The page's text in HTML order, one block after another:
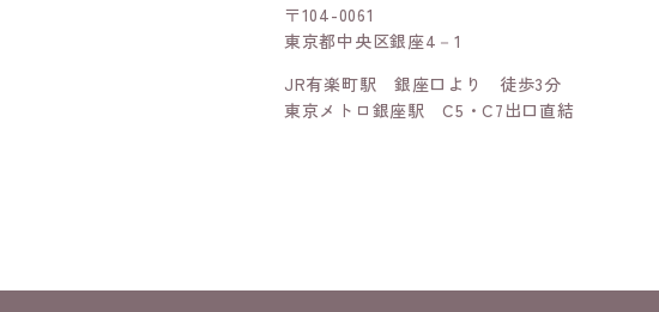
〒104-0061
東京都中央区銀座4－1
JR有楽町駅 銀座口より 徒歩3分
東京メトロ銀座駅 C5・C7出口直結